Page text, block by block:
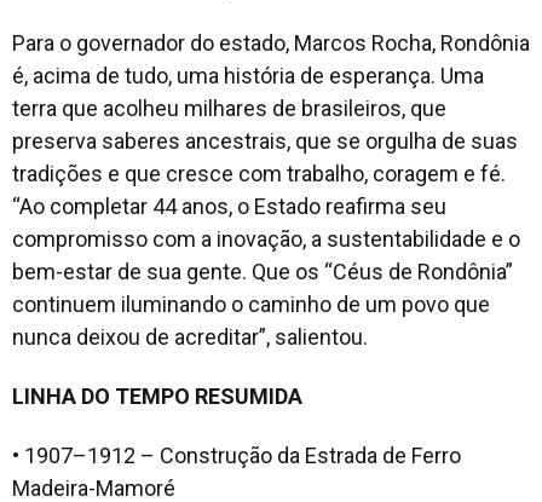
Para o governador do estado, Marcos Rocha, Rondônia
é, acima de tudo, uma história de esperança. Uma
terra que acolheu milhares de brasileiros, que
preserva saberes ancestrais, que se orgulha de suas
tradições e que cresce com trabalho, coragem e fé.
“Ao completar 44 anos, o Estado reafirma seu
compromisso com a inovação, a sustentabilidade e o
bem-estar de sua gente. Que os “Céus de Rondônia”
continuem iluminando o caminho de um povo que
nunca deixou de acreditar”, salientou.
LINHA DO TEMPO RESUMIDA
• 1907–1912 – Construção da Estrada de Ferro
Madeira-Mamoré